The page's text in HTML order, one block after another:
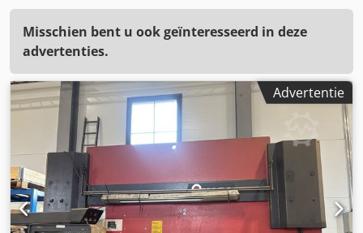
Misschien bent u ook geïnteresseerd in deze
advertenties.
Advertentie